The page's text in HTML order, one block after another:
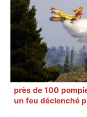
Toulouse, le
dynamique qui
responsabilité" –
près de 100
un feu déclenché